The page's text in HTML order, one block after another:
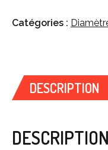
Catégories :
DESCRIPTION
DESCRIPTION